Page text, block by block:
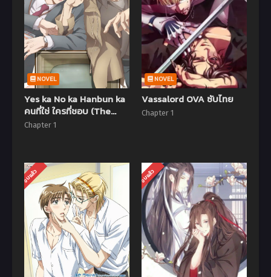
NOVEL
Yes ka No ka Hanbun ka
คนที่ใช่ ใครที่ชอบ (The
Movie)
Chapter 1
NOVEL
Vassalord OVA ซับไทย
Chapter 1
จบแล้ว จบแล้ว